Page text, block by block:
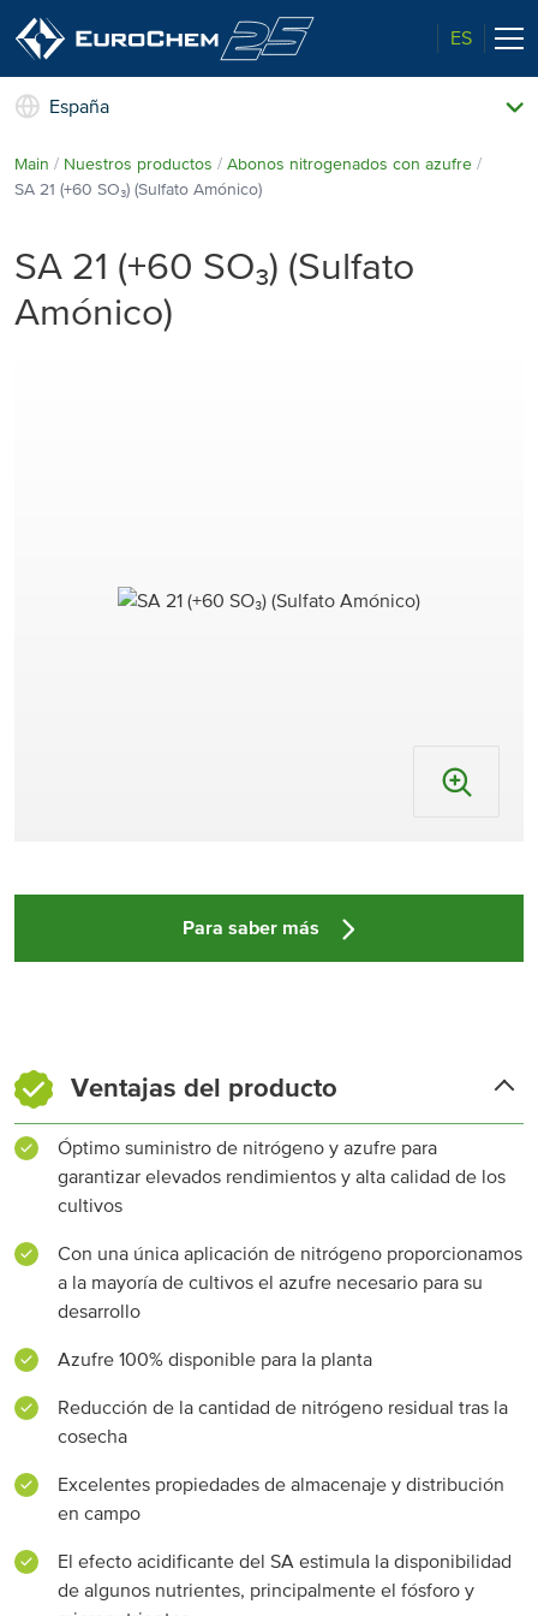
ES
Nuestros productos
Quiénes somos
Calidad superior
Noticias y eventos
España
Main Nuestros productos
Abonos nitrogenados con azufre
SA 21 (+60 SO₃) (Sulfato Amónico)
SA 21 (+60 SO₃) (Sulfato
Amónico)
Para saber más
Ventajas del producto
Óptimo suministro de nitrógeno y azufre para
garantizar elevados rendimientos y alta calidad de los
cultivos
Con una única aplicación de nitrógeno proporcionamos
a la mayoría de cultivos el azufre necesario para su
desarrollo
Azufre 100% disponible para la planta
Reducción de la cantidad de nitrógeno residual tras la
cosecha
Excelentes propiedades de almacenaje y distribución
en campo
El efecto acidificante del SA estimula la disponibilidad
de algunos nutrientes, principalmente el fósforo y